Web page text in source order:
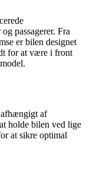
passagerer. Fra
er bilen designet
for at være i front
afhængigt af
holde bilen ved lige
at sikre optimal